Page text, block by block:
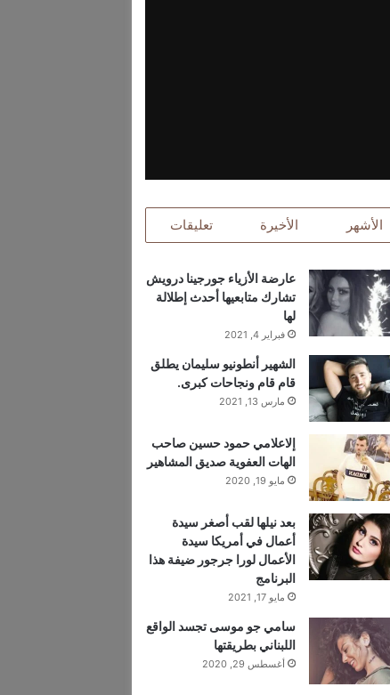
الأشهر الأخيرة تعليقات
عارضة الأزياء جورجينا درويش
تشارك متابعيها أحدث إطلالة
لها
فبراير 4, 2021
الشهير أنطونيو سليمان يطلق
قام قام ونجاحات كبرى.
مارس 13, 2021
إلاعلامي حمود حسين صاحب
الهات العفوية صديق المشاهير
مايو 19, 2020
بعد نيلها لقب أصغر سيدة
أعمال في أمريكا سيدة
الأعمال لورا جرجور ضيفة هذا
البرنامج
مايو 17, 2021
سامي جو موسى تجسد الواقع
اللبناني بطريقتها
أغسطس 29, 2020